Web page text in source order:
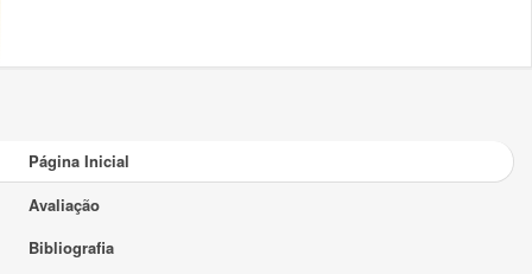
Página Inicial
Avaliação
Bibliografia